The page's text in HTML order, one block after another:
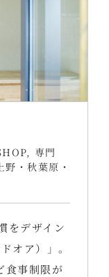
, 専門
上野・秋葉原・
をデザイン
オア）」。
食事制限が